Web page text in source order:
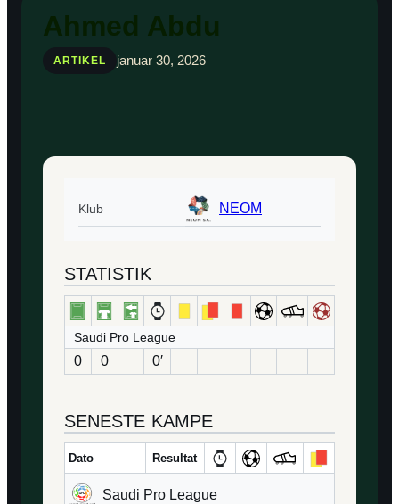
Ahmed Abdu
ARTIKEL januar 30, 2026
Klub NEOM
STATISTIK
Saudi Pro League
0 0 0′
SENESTE KAMPE
Dato Resultat
Saudi Pro League